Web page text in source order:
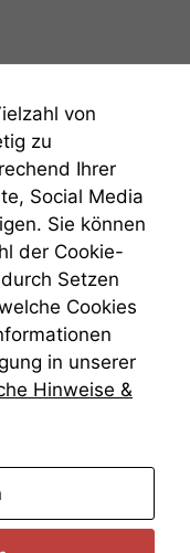
von
zu
Ihrer
Social Media
Sie können
der Cookie-
Setzen
Cookies
in unserer
Hinweise &
Option
die
nicht
speichern
Daten ab,
interne
zu